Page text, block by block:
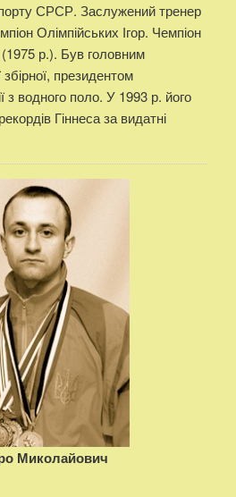
СРСР. Заслужений тренер
Олімпійських Ігор. Чемпіон
р.). Був головним
президентом
з водного поло. У 1993 р. його
Гіннеса за видатні
Миколайович